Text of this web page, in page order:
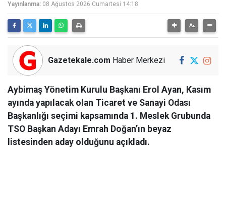
Yayınlanma: 08 Ağustos 2026 Cumartesi 14:18
Gazetekale.com Haber Merkezi
Aybimaş Yönetim Kurulu Başkanı Erol Ayan, Kasım
ayında yapılacak olan Ticaret ve Sanayi Odası
Başkanlığı seçimi kapsamında 1. Meslek Grubunda
TSO Başkan Adayı Emrah Doğan’ın beyaz
listesinden aday olduğunu açıkladı.